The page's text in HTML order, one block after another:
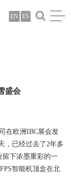
ES
EN
盛会
在欧洲IBC展会发
，已经过去了2年多
留下浓墨重彩的一
智能机顶盒在北